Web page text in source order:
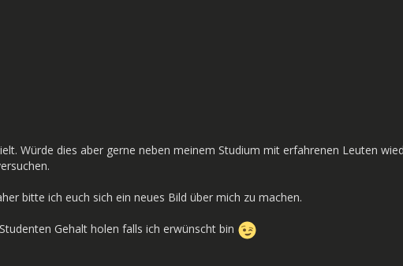
Würde dies aber gerne neben meinem Studium mit erfahrenen Leuten
bitte ich euch sich ein neues Bild über mich zu machen.
Gehalt holen falls ich erwünscht bin